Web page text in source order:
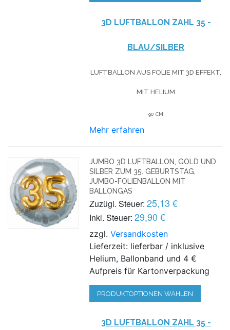
3D LUFTBALLON ZAHL 35 -
BLAU/SILBER
LUFTBALLON AUS FOLIE MIT 3D EFFEKT,
MIT HELIUM
90 CM
Mehr erfahren
JUMBO 3D LUFTBALLON, GOLD UND
SILBER ZUM 35. GEBURTSTAG,
JUMBO-FOLIENBALLON MIT
BALLONGAS
Zuzügl. Steuer: 25,13 €
Inkl. Steuer: 29,90 €
zzgl.Versandkosten
Lieferzeit: lieferbar / inklusive
Helium, Ballonband und 4 €
Aufpreis für Kartonverpackung
PRODUKTOPTIONEN WÄHLEN
3D LUFTBALLON ZAHL 35 -